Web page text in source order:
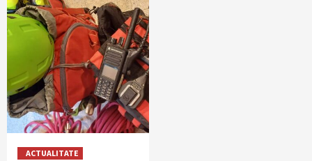
ACTUALITATE